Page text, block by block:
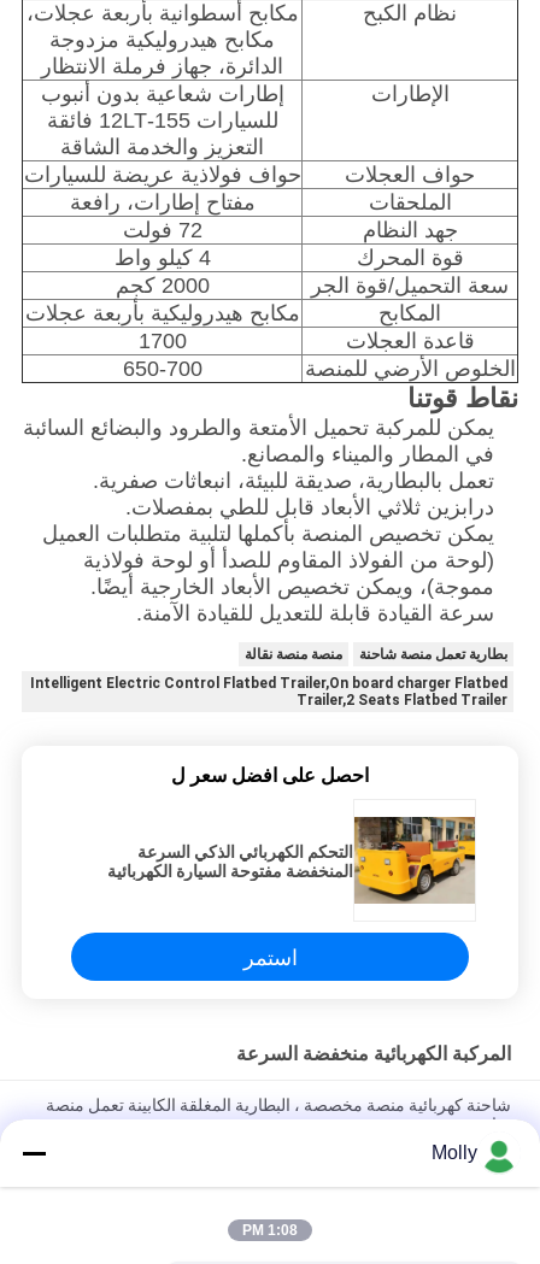
نظام الكبح
مكابح أسطوانية بأربعة عجلات،
مكابح هيدروليكية مزدوجة
الدائرة، جهاز فرملة الانتظار
الإطارات
إطارات شعاعية بدون أنبوب
للسيارات 155-12LT فائقة
التعزيز والخدمة الشاقة
حواف العجلات
حواف فولاذية عريضة للسيارات
الملحقات
مفتاح إطارات، رافعة
جهد النظام
72 فولت
قوة المحرك
4 كيلو واط
سعة التحميل/قوة الجر
2000 كجم
المكابح
مكابح هيدروليكية بأربعة عجلات
قاعدة العجلات
1700
الخلوص الأرضي للمنصة
650-700
نقاط قوتنا
يمكن للمركبة تحميل الأمتعة والطرود والبضائع السائبة
في المطار والميناء والمصانع.
تعمل بالبطارية، صديقة للبيئة، انبعاثات صفرية.
درابزين ثلاثي الأبعاد قابل للطي بمفصلات.
يمكن تخصيص المنصة بأكملها لتلبية متطلبات العميل
(لوحة من الفولاذ المقاوم للصدأ أو لوحة فولاذية
مموجة)، ويمكن تخصيص الأبعاد الخارجية أيضًا.
سرعة القيادة قابلة للتعديل للقيادة الآمنة.
بطارية تعمل منصة شاحنة
منصة منصة نقالة
Intelligent Electric Control Flatbed Trailer,On board charger Flatbed
Trailer,2 Seats Flatbed Trailer
احصل على افضل سعر ل
التحكم الكهربائي الذكي السرعة
المنخفضة مفتوحة السيارة الكهربائية
استمر
المركبة الكهربائية منخفضة السرعة
شاحنة كهربائية منصة مخصصة ، البطارية المغلقة الكابينة تعمل منصة
شاحنة
مركبة الشحن الكهربائية التي تعمل ببطارية الليثيوم مع منصة تحميل
وحواجز قابلة للطي
4 مقاعد منصة مركبة كهربائية شاحنة المبحرة مع صفر الانبعاثات صديقة
Molly
1:08 PM